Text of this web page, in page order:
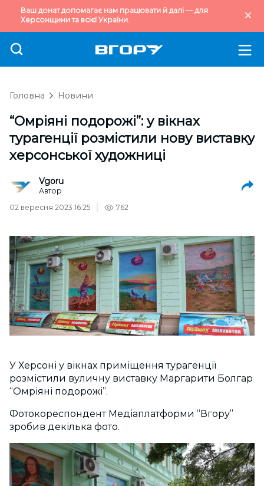
Ваш донат допомагає нам працювати й далі — для
Херсонщини та всієї України.
Головна Новини
“Омріяні подорожі”: у вікнах
турагенції розмістили нову виставку
херсонської художниці
Vgoru
Автор
02 вересня 2023 16:25
762
У Херсоні у вікнах приміщення турагенції
розмістили вуличну виставку Маргарити Болгар
“Омріяні подорожі”.
Фотокореспондент Медіаплатформи “Вгору”
зробив декілька фото.